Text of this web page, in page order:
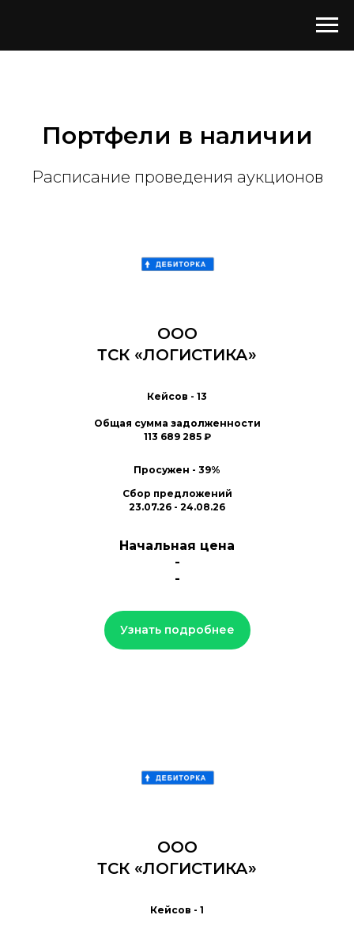
Портфели в наличии
Расписание проведения аукционов
ООО
ТСК «ЛОГИСТИКА»
Кейсов - 13
Общая сумма задолженности
113 689 285 ₽
Просужен - 39%
Сбор предложений
23.07.26 - 24.08.26
Начальная цена
-
-
Узнать подробнее
ООО
ТСК «ЛОГИСТИКА»
Кейсов - 1